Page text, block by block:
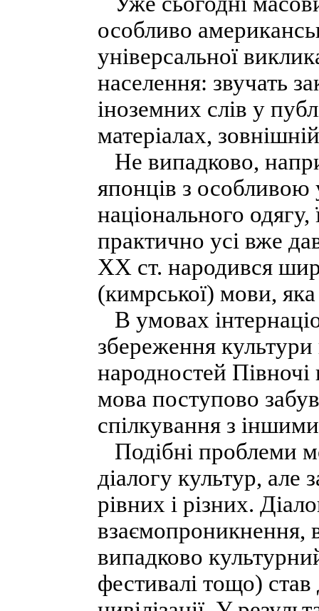
особливо
універсальної
населення: звучать
іноземних слів у
матеріалах,
Не випадково,
японців з особливою
національного одягу,
практично усі вже
XX ст. народився
(кимрської) мови,
В умовах
збереження
народностей Півночі
мова поступово
спілкування з
Подібні проблеми
діалогу культур,
рівних і різних.
взаємопроникнення,
випадково
фестивалі тощо)